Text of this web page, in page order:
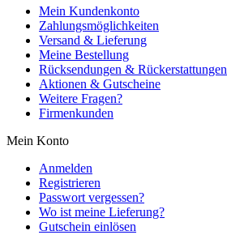
Mein Kundenkonto
Zahlungsmöglichkeiten
Versand & Lieferung
Meine Bestellung
Rücksendungen & Rückerstattungen
Aktionen & Gutscheine
Weitere Fragen?
Firmenkunden
Mein Konto
Anmelden
Registrieren
Passwort vergessen?
Wo ist meine Lieferung?
Gutschein einlösen